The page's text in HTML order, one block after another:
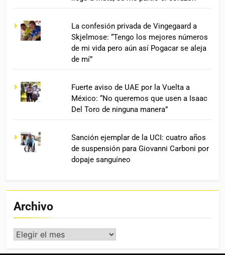
La confesión privada de Vingegaard a
Skjelmose: “Tengo los mejores números
de mi vida pero aún así Pogacar se aleja
de mí”
Fuerte aviso de UAE por la Vuelta a
México: “No queremos que usen a Isaac
Del Toro de ninguna manera”
Sanción ejemplar de la UCI: cuatro años
de suspensión para Giovanni Carboni por
dopaje sanguíneo
Archivo
Archivo